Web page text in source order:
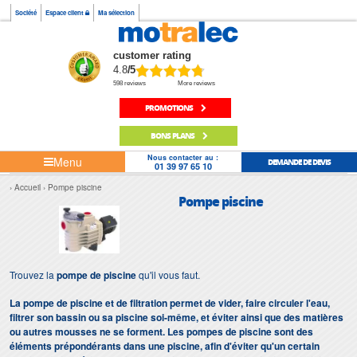
Société Espace client Ma sélection
customer rating
4.8/5
598 reviews More reviews
PROMOTIONS
BONS PLANS
Menu Nous contacter au :
01 39 97 65 10 DEMANDE DE DEVIS
Accueil Pompe piscine
Pompe piscine
Trouvez la pompe de piscinequ'il vous faut.
La pompe de piscine et de filtration permet de vider, faire circuler l'eau,
filtrer son bassin ou sa piscine soi-même, et éviter ainsi que des matières
ou autres mousses ne se forment. Les pompes de piscine sont des
éléments prépondérants dans une piscine, afin d'éviter qu'un certain